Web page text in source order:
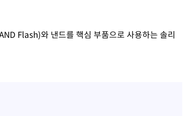
Flash)와 낸드를 핵심 부품으로 사용하는 솔리